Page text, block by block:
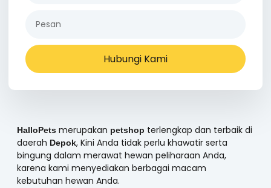
Hubungi Kami
HalloPets merupakan petshop terlengkap dan terbaik di
daerah Depok, Kini Anda tidak perlu khawatir serta
bingung dalam merawat hewan peliharaan Anda,
karena kami menyediakan berbagai macam
kebutuhan hewan Anda.